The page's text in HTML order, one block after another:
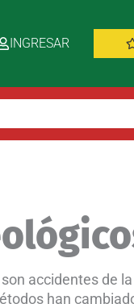
INGRESAR
accidentes de
han